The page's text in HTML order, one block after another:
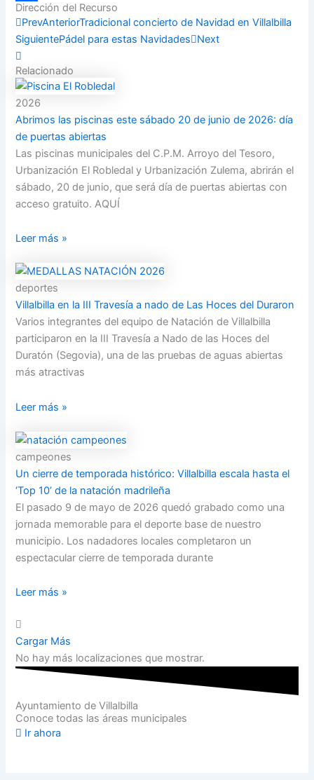
Compartir
Dirección del Recurso
PrevAnteriorTradicional concierto de Navidad en Villalbilla
SiguientePádel para estas Navidades Next
Relacionado
2026
Abrimos las piscinas este sábado 20 de junio de 2026: día
de puertas abiertas
Las piscinas municipales del C.P.M. Arroyo del Tesoro,
Urbanización El Robledal y Urbanización Zulema, abrirán el
sábado, 20 de junio, que será día de puertas abiertas con
acceso gratuito. AQUÍ
Leer más »
deportes
Villalbilla en la III Travesía a nado de Las Hoces del Duraron
Varios integrantes del equipo de Natación de Villalbilla
participaron en la III Travesía a Nado de las Hoces del
Duratón (Segovia), una de las pruebas de aguas abiertas
más atractivas
Leer más »
campeones
Un cierre de temporada histórico: Villalbilla escala hasta el
‘Top 10’ de la natación madrileña
El pasado 9 de mayo de 2026 quedó grabado como una
jornada memorable para el deporte base de nuestro
municipio. Los nadadores locales completaron un
espectacular cierre de temporada durante
Leer más »
Cargar Más
No hay más localizaciones que mostrar.
Ayuntamiento de Villalbilla
Conoce todas las áreas municipales
Ir ahora